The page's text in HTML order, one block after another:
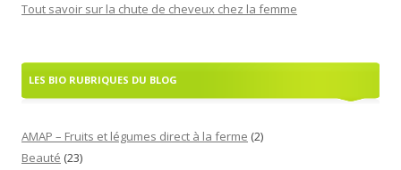
Tout savoir sur la chute de cheveux chez la femme
LES BIO RUBRIQUES DU BLOG
AMAP – Fruits et légumes direct à la ferme (2)
Beauté (23)